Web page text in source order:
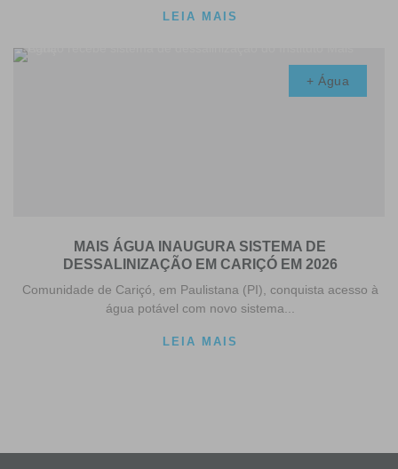
LEIA MAIS
+ Água
MAIS ÁGUA INAUGURA SISTEMA DE
DESSALINIZAÇÃO EM CARIÇÓ EM 2026
Comunidade de Cariçó, em Paulistana (PI), conquista acesso à
água potável com novo sistema...
LEIA MAIS